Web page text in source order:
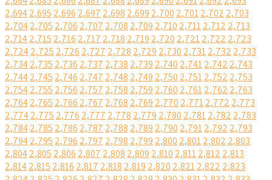
2,6942,695 2,696 2,697 2,698 2,699 2,700 2,7012,702 2,703
2,7042,705 2,706 2,707 2,708 2,709 2,710 2,7112,712 2,713
2,7142,715 2,716 2,717 2,718 2,719 2,720 2,7212,722 2,723
2,7242,725 2,726 2,727 2,728 2,729 2,730 2,7312,732 2,733
2,7342,735 2,736 2,737 2,738 2,739 2,740 2,7412,742 2,743
2,7442,745 2,746 2,747 2,748 2,749 2,750 2,7512,752 2,753
2,7542,755 2,756 2,757 2,758 2,759 2,760 2,7612,762 2,763
2,7642,765 2,766 2,767 2,768 2,769 2,770 2,7712,772 2,773
2,7742,775 2,776 2,777 2,778 2,779 2,780 2,7812,782 2,783
2,7842,785 2,786 2,787 2,788 2,789 2,790 2,7912,792 2,793
2,7942,795 2,796 2,797 2,798 2,799 2,800 2,8012,802 2,803
2,8042,805 2,806 2,807 2,808 2,809 2,810 2,8112,812 2,813
2,8142,815 2,816 2,817 2,818 2,819 2,820 2,8212,822 2,823